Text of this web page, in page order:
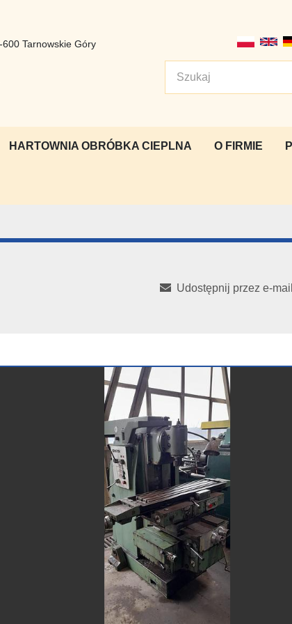
Tarnowskie Góry
HARTOWNIA OBRÓBKA CIEPLNA O FIRMIE
Udostępnij przez e-mail